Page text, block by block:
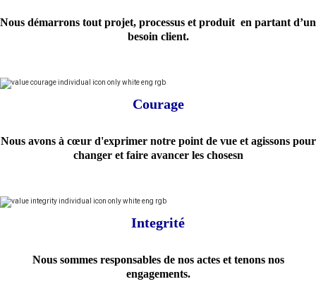
Nous démarrons tout projet, processus et produit en partant d’un
besoin client.
Courage
Nous avons à cœur d'exprimer notre point de vue et agissons pour
changer et faire avancer les chosesn
Integrité
Nous sommes responsables de nos actes et tenons nos
engagements.